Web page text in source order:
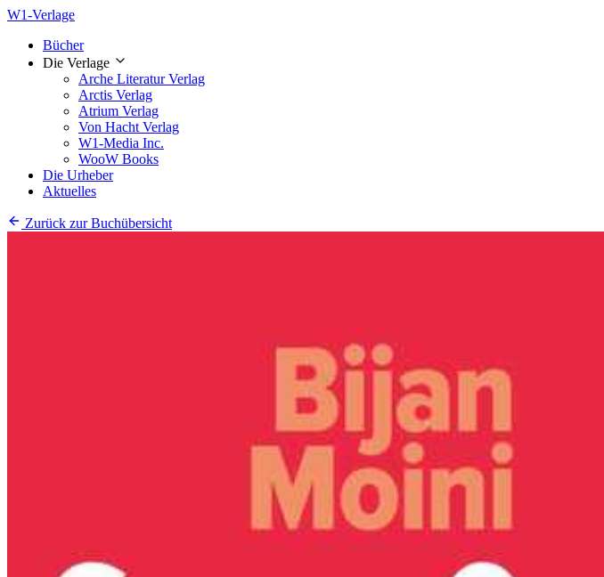
W1-Verlage
Bücher
Die Verlage
Arche Literatur Verlag
Arctis Verlag
Atrium Verlag
Von Hacht Verlag
W1-Media Inc.
WooW Books
Die Urheber
Aktuelles
Zurück zur Buchübersicht